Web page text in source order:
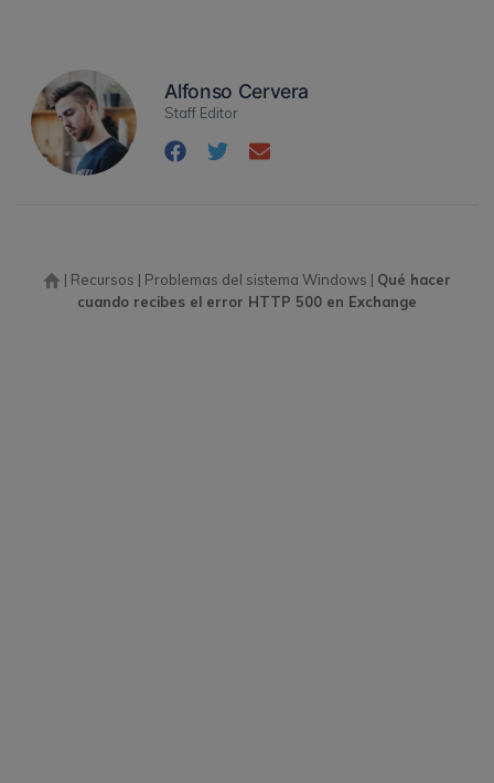
Alfonso Cervera
Staff Editor
| Recursos | Problemas del sistema Windows | Qué hacer
cuando recibes el error HTTP 500 en Exchange